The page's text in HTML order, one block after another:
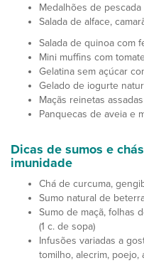
Medalhões de
Salada de alface,
Salada de quinoa com
Mini muffins com
Gelatina sem açúcar
Gelado de iogurte
Maçãs reinetas
Panquecas de aveia e
Dicas de sumos e
imunidade
Chá de curcuma,
Sumo natural de
Sumo de maçã, folhas
(1 c. de sopa)
Infusões variadas a
tomilho, alecrim, poejo,